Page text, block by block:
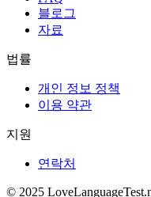
블로그
자료
법률
개인 정보 정책
이용 약관
지원
연락처
© 2025